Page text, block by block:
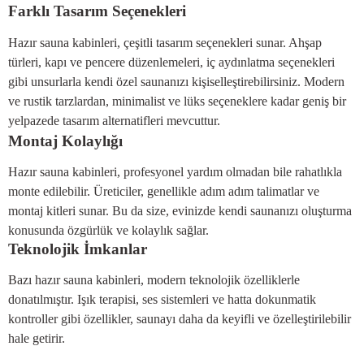
Farklı Tasarım Seçenekleri
Hazır sauna kabinleri, çeşitli tasarım seçenekleri sunar. Ahşap
türleri, kapı ve pencere düzenlemeleri, iç aydınlatma seçenekleri
gibi unsurlarla kendi özel saunanızı kişiselleştirebilirsiniz. Modern
ve rustik tarzlardan, minimalist ve lüks seçeneklere kadar geniş bir
yelpazede tasarım alternatifleri mevcuttur.
Montaj Kolaylığı
Hazır sauna kabinleri, profesyonel yardım olmadan bile rahatlıkla
monte edilebilir. Üreticiler, genellikle adım adım talimatlar ve
montaj kitleri sunar. Bu da size, evinizde kendi saunanızı oluşturma
konusunda özgürlük ve kolaylık sağlar.
Teknolojik İmkanlar
Bazı hazır sauna kabinleri, modern teknolojik özelliklerle
donatılmıştır. Işık terapisi, ses sistemleri ve hatta dokunmatik
kontroller gibi özellikler, saunayı daha da keyifli ve özelleştirilebilir
hale getirir.